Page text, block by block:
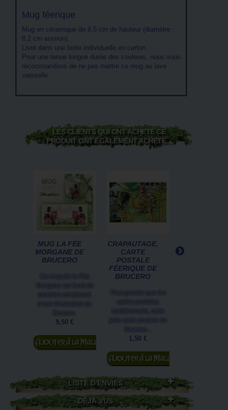
Mug féerique
Mug en céramique de 9,5 cm de hauteur (diamètre :
8,2 cm environ).
Livré dans une boite individuelle en carton.
Pour une tenue longue durée des couleurs, nous vous
recommandons de ne pas mettre ce mug au lave
vaisselle.
LES CLIENTS QUI ONT ACHETÉ CE
PRODUIT ONT ÉGALEMENT ACHETÉ...
MUG LA FÉE
MORGANE DE
BRUCERO
Ce mug de la Fée
Morgane sur fond de
menhirs est décoré
d'une illustration de
Brucero.
9,50 €
Ajouter au
panier
CRAPAUTAGE,
CARTE
POSTALE
FÉERIQUE DE
BRUCERO
Plus grande que les
cartes postales
traditionnelle, cette
jolie carte postale de
Brucero...
1,50 €
Ajouter au
panier
LISTE D'ENVIES
DÉJÀ VUS